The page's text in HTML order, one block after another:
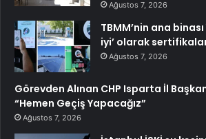
Ağustos 7, 2026
TBMM’nin ana binası
iyi’ olarak
Ağustos 7, 2026
Görevden Alınan CHP Isparta İl
“Hemen Geçiş Yapacağız”
Ağustos 7, 2026